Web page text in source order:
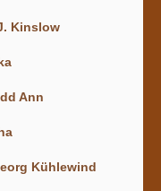
Kinslow
Ann
Kühlewind